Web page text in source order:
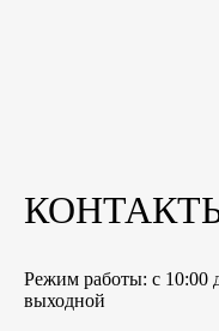
Режим работы: с 10:00
выходной